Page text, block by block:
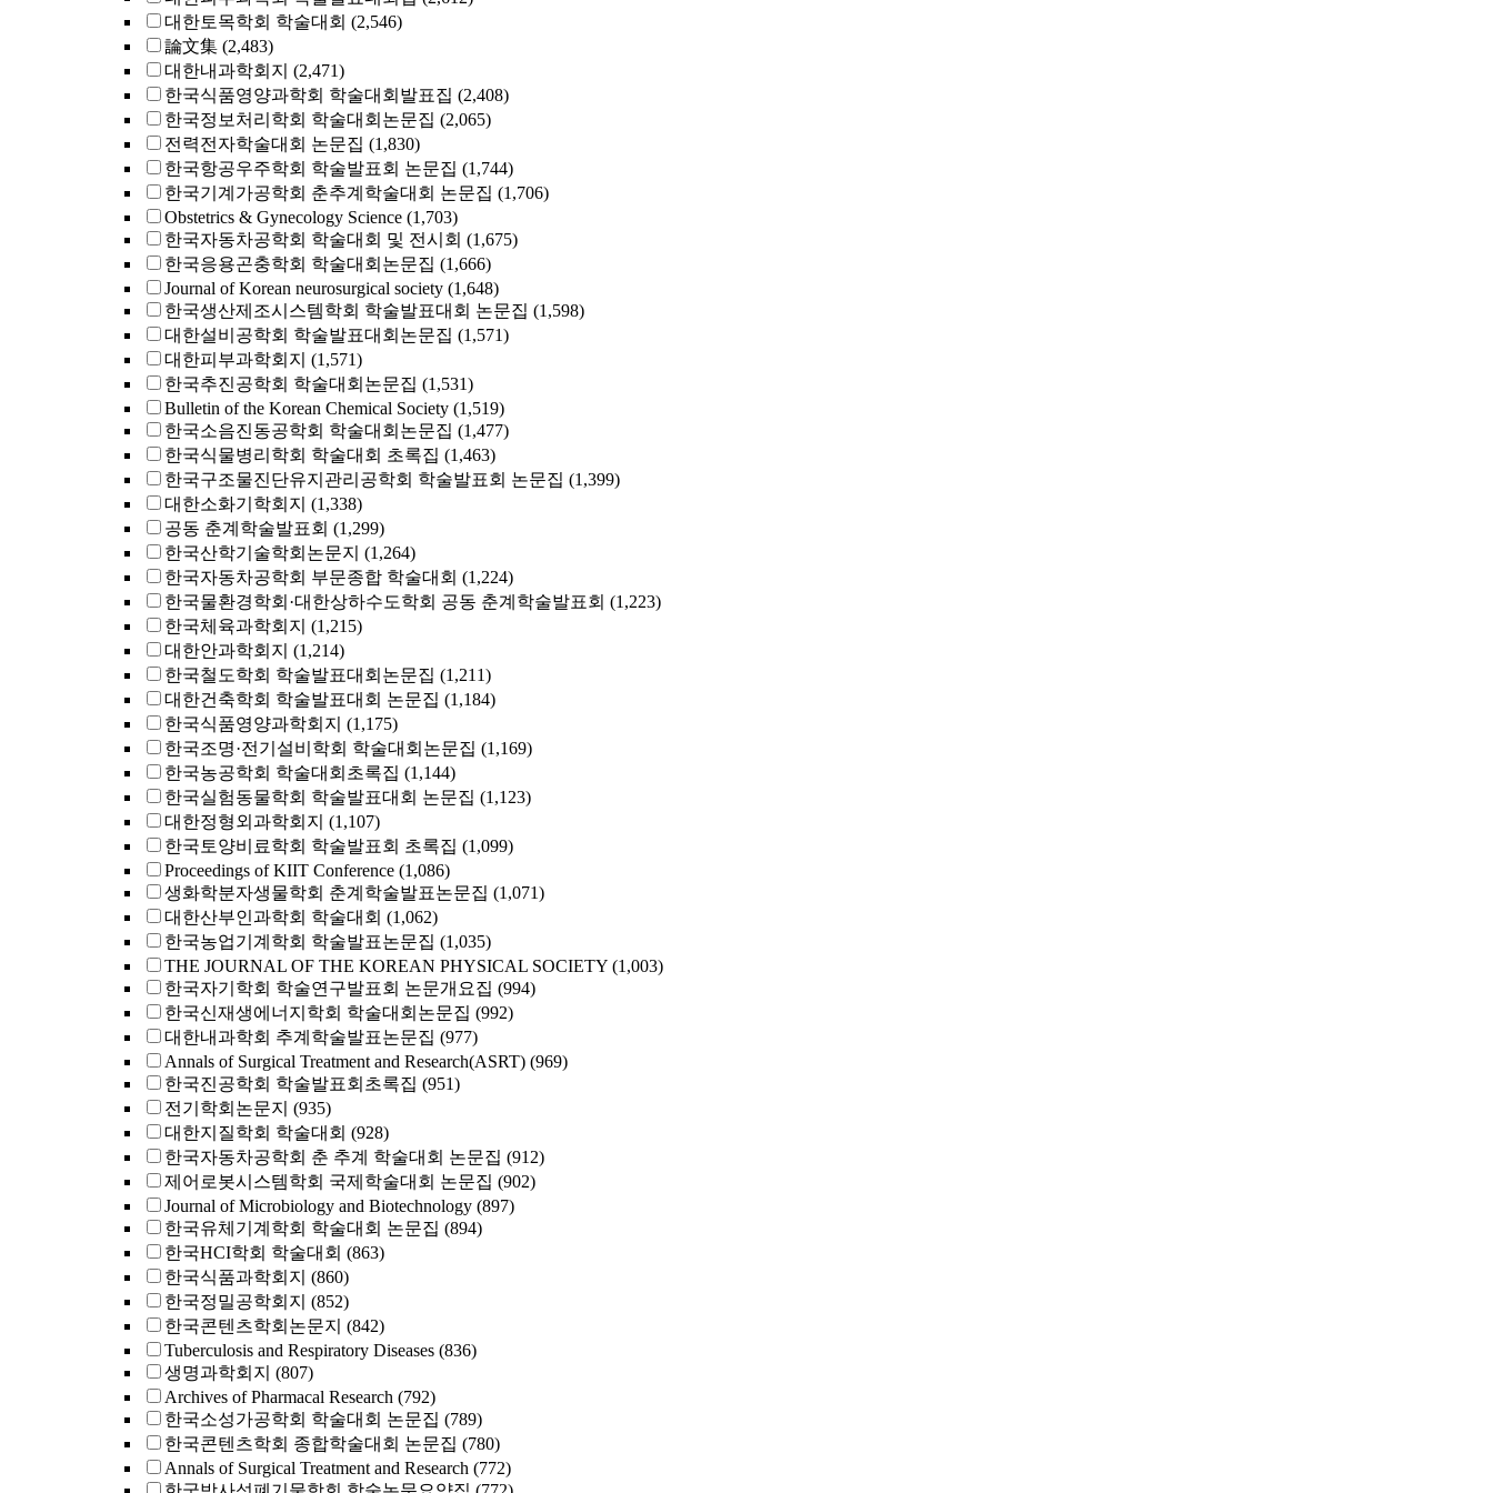
대한토목학회 학술대회 (2,546)
論文集 (2,483)
대한내과학회지 (2,471)
한국식품영양과학회 학술대회발표집 (2,408)
한국정보처리학회 학술대회논문집 (2,065)
전력전자학술대회 논문집 (1,830)
한국항공우주학회 학술발표회 논문집 (1,744)
한국기계가공학회 춘추계학술대회 논문집 (1,706)
Obstetrics & Gynecology Science (1,703)
한국자동차공학회 학술대회 및 전시회 (1,675)
한국응용곤충학회 학술대회논문집 (1,666)
Journal of Korean neurosurgical society (1,648)
한국생산제조시스템학회 학술발표대회 논문집 (1,598)
대한설비공학회 학술발표대회논문집 (1,571)
대한피부과학회지 (1,571)
한국추진공학회 학술대회논문집 (1,531)
Bulletin of the Korean Chemical Society (1,519)
한국소음진동공학회 학술대회논문집 (1,477)
한국식물병리학회 학술대회 초록집 (1,463)
한국구조물진단유지관리공학회 학술발표회 논문집 (1,399)
대한소화기학회지 (1,338)
공동 춘계학술발표회 (1,299)
한국산학기술학회논문지 (1,264)
한국자동차공학회 부문종합 학술대회 (1,224)
한국물환경학회·대한상하수도학회 공동 춘계학술발표회 (1,223)
한국체육과학회지 (1,215)
대한안과학회지 (1,214)
한국철도학회 학술발표대회논문집 (1,211)
대한건축학회 학술발표대회 논문집 (1,184)
한국식품영양과학회지 (1,175)
한국조명·전기설비학회 학술대회논문집 (1,169)
한국농공학회 학술대회초록집 (1,144)
한국실험동물학회 학술발표대회 논문집 (1,123)
대한정형외과학회지 (1,107)
한국토양비료학회 학술발표회 초록집 (1,099)
Proceedings of KIIT Conference (1,086)
생화학분자생물학회 춘계학술발표논문집 (1,071)
대한산부인과학회 학술대회 (1,062)
한국농업기계학회 학술발표논문집 (1,035)
THE JOURNAL OF THE KOREAN PHYSICAL SOCIETY (1,003)
한국자기학회 학술연구발표회 논문개요집 (994)
한국신재생에너지학회 학술대회논문집 (992)
대한내과학회 추계학술발표논문집 (977)
Annals of Surgical Treatment and Research(ASRT) (969)
한국진공학회 학술발표회초록집 (951)
전기학회논문지 (935)
대한지질학회 학술대회 (928)
한국자동차공학회 춘 추계 학술대회 논문집 (912)
제어로봇시스템학회 국제학술대회 논문집 (902)
Journal of Microbiology and Biotechnology (897)
한국유체기계학회 학술대회 논문집 (894)
한국HCI학회 학술대회 (863)
한국식품과학회지 (860)
한국정밀공학회지 (852)
한국콘텐츠학회논문지 (842)
Tuberculosis and Respiratory Diseases (836)
생명과학회지 (807)
Archives of Pharmacal Research (792)
한국소성가공학회 학술대회 논문집 (789)
한국콘텐츠학회 종합학술대회 논문집 (780)
Annals of Surgical Treatment and Research (772)